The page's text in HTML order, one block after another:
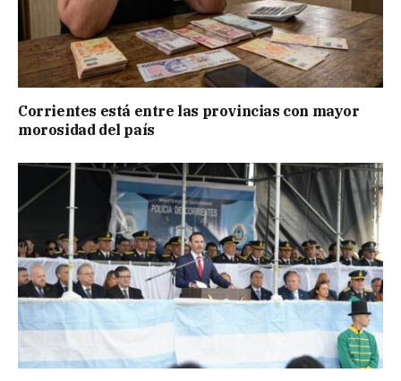
Corrientes está entre las provincias con mayor
morosidad del país